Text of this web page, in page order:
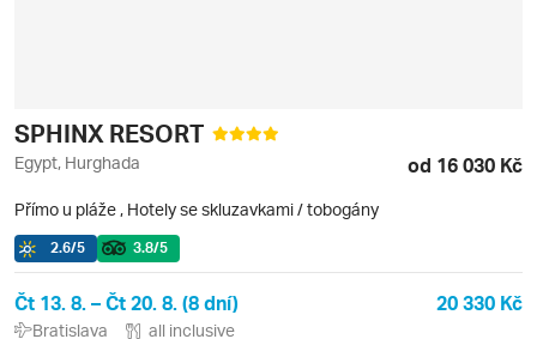
SPHINX RESORT
Egypt, Hurghada od 16 030 Kč
Přímo u pláže , Hotely se skluzavkami / tobogány
2.6/5 3.8/5
Čt 13. 8. – Čt 20. 8. (8 dní) 20 330 Kč
Bratislava all inclusive